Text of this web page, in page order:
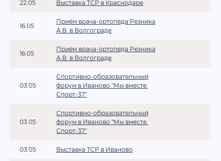
22.05 Выставка ТСР в Краснодаре
16.05
Приём врача-ортопеда Резника
А.В. в Волгограде
16.05
Приём врача-ортопеда Резника
А.В. в Волгограде
03.05
Спортивно-образовательный
форум в Иваново "Мы вместе.
Спорт-37"
03.05
Спортивно-образовательный
форум в Иваново "Мы вместе.
Спорт-37"
03.05 Выставка ТСР в Иваново